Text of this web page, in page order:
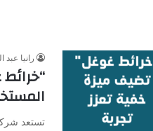
رانيا عبد
تستعد